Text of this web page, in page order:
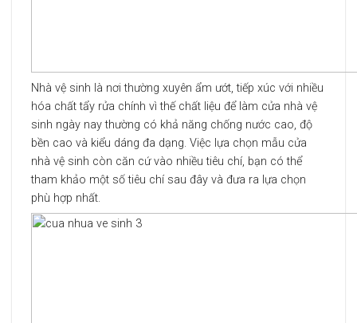
Nhà vệ sinh là nơi thường xuyên ẩm ướt, tiếp xúc với nhiều
hóa chất tẩy rửa chính vì thế chất liệu để làm cửa nhà vệ
sinh ngày nay thường có khả năng chống nước cao, độ
bền cao và kiểu dáng đa dạng. Việc lựa chọn mẫu cửa
nhà vệ sinh còn căn cứ vào nhiều tiêu chí, bạn có thể
tham khảo một số tiêu chí sau đây và đưa ra lựa chọn
phù hợp nhất.